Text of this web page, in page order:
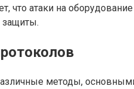
что атаки на
защиты.
методы,